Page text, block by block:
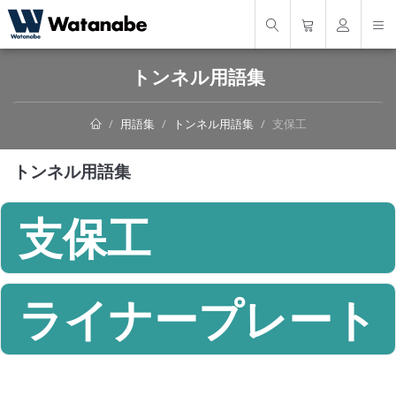
トンネル用語集
用語集 トンネル用語集 支保工
トンネル用語集
支保工
ライナープレート